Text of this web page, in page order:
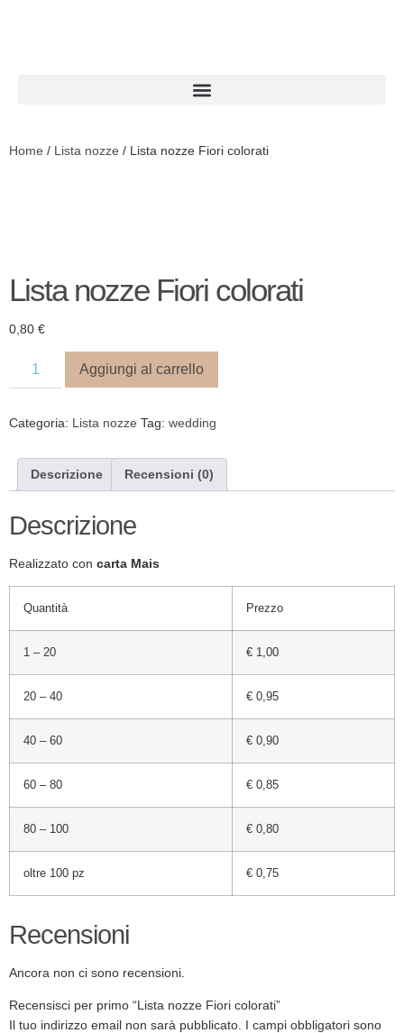
Home / Lista nozze / Lista nozze Fiori colorati
Lista nozze Fiori colorati
0,80 €
Aggiungi al carrello
Categoria: Lista nozze Tag: wedding
Descrizione Recensioni (0)
Descrizione
Realizzato con carta Mais
Quantità Prezzo
1 – 20 € 1,00
20 – 40 € 0,95
40 – 60 € 0,90
60 – 80 € 0,85
80 – 100 € 0,80
oltre 100 pz € 0,75
Recensioni
Ancora non ci sono recensioni.
Recensisci per primo “Lista nozze Fiori colorati”
Il tuo indirizzo email non sarà pubblicato. I campi obbligatori sono